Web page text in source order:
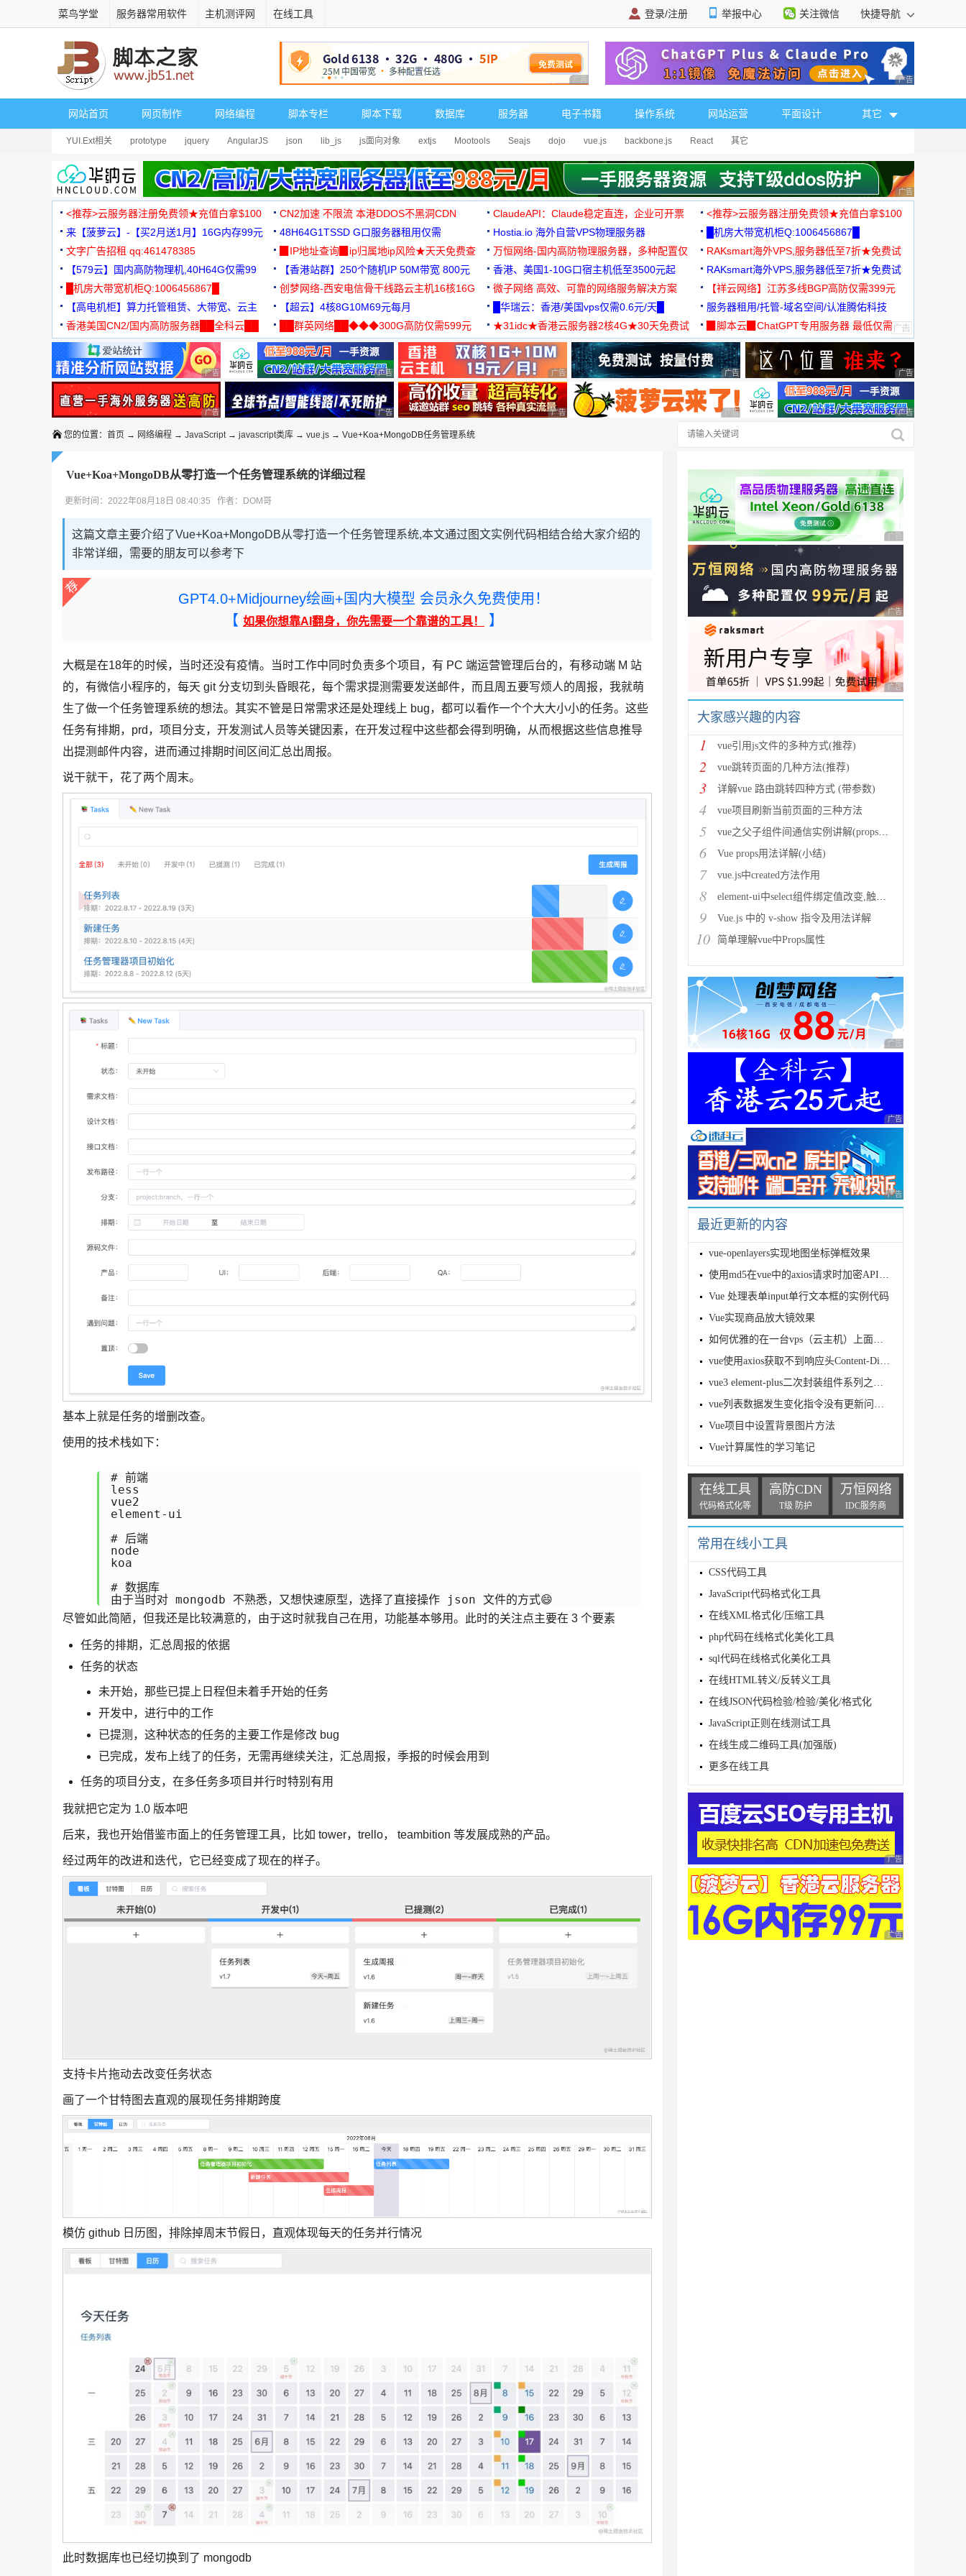
菜鸟学堂 服务器常用软件 主机测评网 在线工具 登录/注册 举报中心 关注微信 快捷导航
广告 商业广告，理性选择 广告 商业广告，理
网站首页 网页制作 网络编程 脚本专栏 脚本下载 数据库 服务器 电子书籍 操作系统 网站运营 平面设计 其它
YUI.Ext相关 prototype jquery AngularJS json lib_js js面向对象 extjs Mootools Seajs dojo vue.js backbone.js React 其它
广告 商业广告，理
<推荐>云服务器注册免费领★充值白拿$100 CN2加速 不限流 本港DDOS不黑洞CDN ClaudeAPI：Claude稳定直连，企业可开票
<推荐>云服务器注册免费领★充值白拿$100
来【菠萝云】-【买2月送1月】16G内存99元
48H64G1TSSD G口服务器租用仅需
3000+可免费测试
Hostia.io 海外自营VPS物理服务器
█机房大带宽机柜Q:1006456867█
文字广告招租 qq:461478385
▉IP地址查询▉ip归属地ip风险★天天免费查
万恒网络-国内高防物理服务器，多种配置仅
99元/月起
RAKsmart海外VPS,服务器低至7折★免费试
用★
【579云】国内高防物理机,40H64G仅需99
元
【香港站群】250个随机IP 50M带宽 800元 香港、美国1-10G口宿主机低至3500元起
RAKsmart海外VPS,服务器低至7折★免费试
用★
█机房大带宽机柜Q:1006456867█
创梦网络-西安电信骨干线路云主机16核16G
88元/月
微子网络 高效、可靠的网络服务解决方案
【祥云网络】江苏多线BGP高防仅需399元
【高电机柜】算力托管租赁、大带宽、云主
机
【超云】4核8G10M69元每月 █华瑞云：香港/美国vps仅需0.6元/天█
服务器租用/托管-域名空间/认准腾佑科技
香港美国CN2/国内高防服务器██全科云██
██群英网络██◆◆◆300G高防仅需599元
◆◆◆
★31idc★香港云服务器2核4G★30天免费试
用◆
▉脚本云▉ChatGPT专用服务器 最低仅需
19元/月
广告 商业广告，理性选择 广告 商业广告，理性选择 广告 商业广告，理性选择 广告 商业广告，理性选择 广告 商业广告，理
广告 商业广告，理性选择 广告 商业广告，理性选择 广告 商业广告，理性选择 广告 商业广告，理性选择 广告 商业广告，理
您的位置： 首页 → 网络编程 → JavaScript→ javascript类库 → vue.js → Vue+Koa+MongoDB任务管理系统
Vue+Koa+MongoDB从零打造一个任务管理系统的详细过程
更新时间：2022年08月18日 08:40:35 作者：DOM哥
这篇文章主要介绍了Vue+Koa+MongoDB从零打造一个任务管理系统,本文通过图文实例代码相结合给大家介绍的
非常详细，需要的朋友可以参考下
GPT4.0+Midjourney绘画+国内大模型 会员永久免费使用！
【 如果你想靠AI翻身，你先需要一个靠谱的工具！ 】
大概是在18年的时候，当时还没有疫情。当时工作中同时负责多个项目，有 PC 端运营管理后台的，有移动端 M 站
的，有微信小程序的，每天 git 分支切到头昏眼花，每个需求提测需要发送邮件，而且周五要写烦人的周报，我就萌
生了做一个任务管理系统的想法。其实不管是日常需求还是处理线上 bug，都可以看作一个个大大小小的任务。这些
任务有排期，prd，项目分支，开发测试人员等关键因素，在开发过程中这些都会得到明确，从而根据这些信息推导
出提测邮件内容，进而通过排期时间区间汇总出周报。
说干就干，花了两个周末。
基本上就是任务的增删改查。
使用的技术栈如下：
# 前端
less
vue2
element-ui
# 后端
node
koa
# 数据库
尽管如此简陋，但我还是比较满意的，由于这时就我自己在用，功能基本够用。此时的关注点主要在 3 个要素
任务的排期，汇总周报的依据
任务的状态
未开始，那些已提上日程但未着手开始的任务
开发中，进行中的工作
已提测，这种状态的任务的主要工作是修改 bug
已完成，发布上线了的任务，无需再继续关注，汇总周报，季报的时候会用到
任务的项目分支，在多任务多项目并行时特别有用
我就把它定为 1.0 版本吧
后来，我也开始借鉴市面上的任务管理工具，比如 tower，trello， teambition 等发展成熟的产品。
经过两年的改进和迭代，它已经变成了现在的样子。
支持卡片拖动去改变任务状态
画了一个甘特图去直观的展现任务排期跨度
模仿 github 日历图，排除掉周末节假日，直观体现每天的任务并行情况
此时数据库也已经切换到了 mongodb
广告 商业广告，理性
广告 商业广告，理性
广告 商业广告，理性
大家感兴趣的内容
1 vue引用js文件的多种方式(推荐)
2 vue跳转页面的几种方法(推荐)
3 详解vue 路由跳转四种方式 (带参数)
4 vue项目刷新当前页面的三种方法
5 vue之父子组件间通信实例讲解(props、$ref、$em
6 Vue props用法详解(小结)
7 vue.js中created方法作用
8 element-ui中select组件绑定值改变,触发cha
9 Vue.js 中的 v-show 指令及用法详解
10 简单理解vue中Props属性
广告 商业广告，理性
广告 商业广告，理性
广告 商业广告，理性
最近更新的内容
vue-openlayers实现地图坐标弹框效果
使用md5在vue中的axios请求时加密API问题
Vue 处理表单input单行文本框的实例代码
Vue实现商品放大镜效果
如何优雅的在一台vps（云主机）上面部署vue+mongodb+expres
vue使用axios获取不到响应头Content-Disposition的问
vue3 element-plus二次封装组件系列之伸缩菜单制作
vue列表数据发生变化指令没有更新问题及解决方法
Vue项目中设置背景图片方法
Vue计算属性的学习笔记
在线工具
代码格式化等
高防CDN
T级 防护
万恒网络
IDC服务商
常用在线小工具
CSS代码工具
JavaScript代码格式化工具
在线XML格式化/压缩工具
php代码在线格式化美化工具
sql代码在线格式化美化工具
在线HTML转义/反转义工具
在线JSON代码检验/检验/美化/格式化
JavaScript正则在线测试工具
在线生成二维码工具(加强版)
更多在线工具
广告 商业广告，理性
广告 商业广告，理性